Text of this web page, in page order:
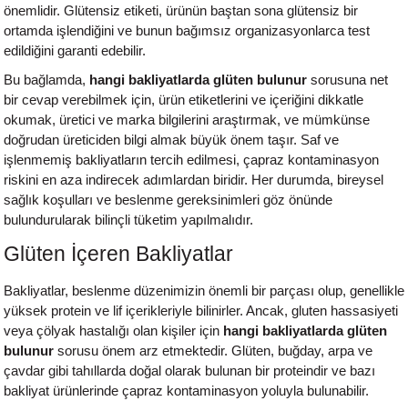
önemlidir. Glütensiz etiketi, ürünün baştan sona glütensiz bir
ortamda işlendiğini ve bunun bağımsız organizasyonlarca test
edildiğini garanti edebilir.
Bu bağlamda, hangi bakliyatlarda glüten bulunur sorusuna net
bir cevap verebilmek için, ürün etiketlerini ve içeriğini dikkatle
okumak, üretici ve marka bilgilerini araştırmak, ve mümkünse
doğrudan üreticiden bilgi almak büyük önem taşır. Saf ve
işlenmemiş bakliyatların tercih edilmesi, çapraz kontaminasyon
riskini en aza indirecek adımlardan biridir. Her durumda, bireysel
sağlık koşulları ve beslenme gereksinimleri göz önünde
bulundurularak bilinçli tüketim yapılmalıdır.
Glüten İçeren Bakliyatlar
Bakliyatlar, beslenme düzenimizin önemli bir parçası olup, genellikle
yüksek protein ve lif içerikleriyle bilinirler. Ancak, gluten hassasiyeti
veya çölyak hastalığı olan kişiler için hangi bakliyatlarda glüten
bulunur sorusu önem arz etmektedir. Glüten, buğday, arpa ve
çavdar gibi tahıllarda doğal olarak bulunan bir proteindir ve bazı
bakliyat ürünlerinde çapraz kontaminasyon yoluyla bulunabilir.